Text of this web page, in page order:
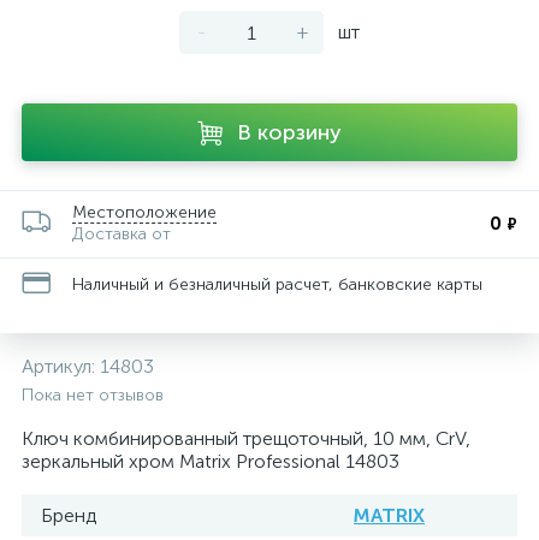
- + шт
В корзину
Местоположение
Доставка от
0 ₽
Наличный и безналичный расчет, банковские карты
Артикул: 14803
Пока нет отзывов
Ключ комбинированный трещоточный, 10 мм, CrV,
зеркальный хром Matrix Professional 14803
Бренд
MATRIX